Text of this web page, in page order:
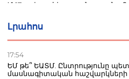
Լրահոս
17:54
ԵՄ թե՞ ԵԱՏՄ. Ընտրությունը
մասնագիտական
Մ-17 աշխարհի առաջնությունը
22.07.2026
տուժածներ կան